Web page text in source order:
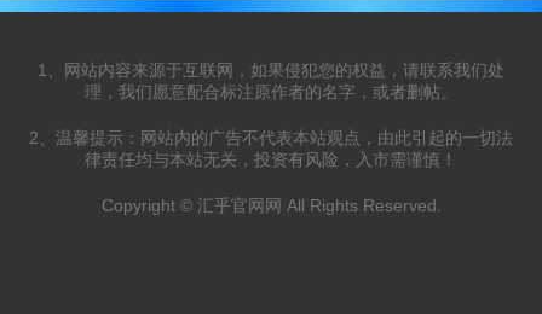
1、网站内容来源于互联网，如果侵犯您的权益，请联系我们处
理，我们愿意配合标注原作者的名字，或者删帖。
2、温馨提示：网站内的广告不代表本站观点，由此引起的一切法
律责任均与本站无关，投资有风险，入市需谨慎！
Copyright © 汇乎官网网 All Rights Reserved.